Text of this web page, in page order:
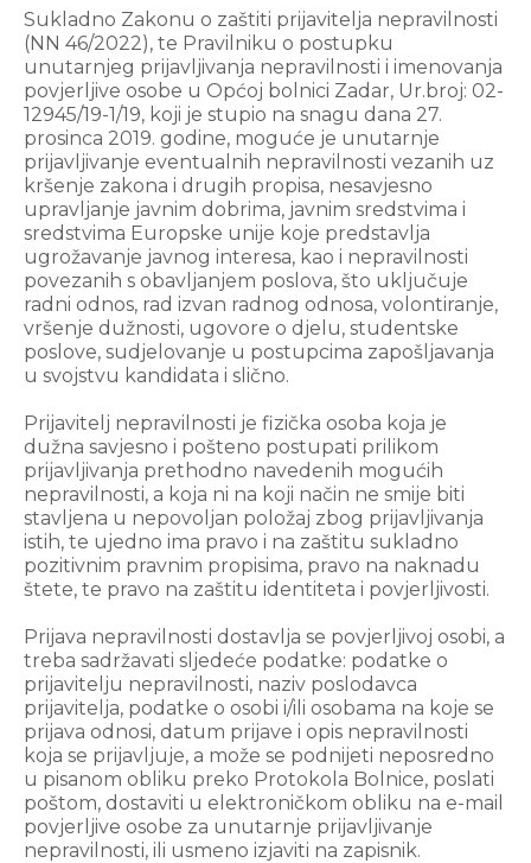
Sukladno Zakonu o zaštiti prijavitelja nepravilnosti
(NN 46/2022), te Pravilniku o postupku
unutarnjeg prijavljivanja nepravilnosti i imenovanja
povjerljive osobe u Općoj bolnici Zadar, Ur.broj: 02-
12945/19-1/19, koji je stupio na snagu dana 27.
prosinca 2019. godine, moguće je unutarnje
prijavljivanje eventualnih nepravilnosti vezanih uz
kršenje zakona i drugih propisa, nesavjesno
upravljanje javnim dobrima, javnim sredstvima i
sredstvima Europske unije koje predstavlja
ugrožavanje javnog interesa, kao i nepravilnosti
povezanih s obavljanjem poslova, što uključuje
radni odnos, rad izvan radnog odnosa, volontiranje,
vršenje dužnosti, ugovore o djelu, studentske
poslove, sudjelovanje u postupcima zapošljavanja
u svojstvu kandidata i slično.
Prijavitelj nepravilnosti je fizička osoba koja je
dužna savjesno i pošteno postupati prilikom
prijavljivanja prethodno navedenih mogućih
nepravilnosti, a koja ni na koji način ne smije biti
stavljena u nepovoljan položaj zbog prijavljivanja
istih, te ujedno ima pravo i na zaštitu sukladno
pozitivnim pravnim propisima, pravo na naknadu
štete, te pravo na zaštitu identiteta i povjerljivosti.
Prijava nepravilnosti dostavlja se povjerljivoj osobi, a
treba sadržavati sljedeće podatke: podatke o
prijavitelju nepravilnosti, naziv poslodavca
prijavitelja, podatke o osobi i/ili osobama na koje se
prijava odnosi, datum prijave i opis nepravilnosti
koja se prijavljuje, a može se podnijeti neposredno
u pisanom obliku preko Protokola Bolnice, poslati
poštom, dostaviti u elektroničkom obliku na e-mail
povjerljive osobe za unutarnje prijavljivanje
nepravilnosti, ili usmeno izjaviti na zapisnik.